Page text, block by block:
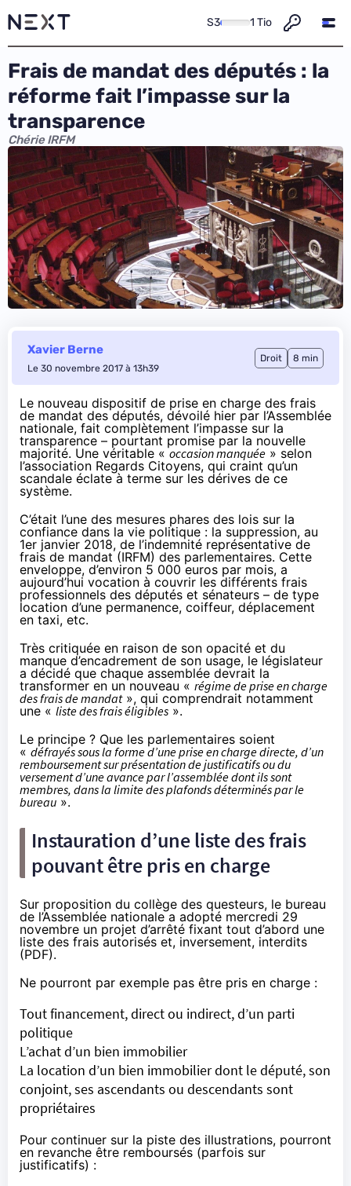
S3 1 Tio
Frais de mandat des députés : la
réforme fait l’impasse sur la
transparence
Chérie IRFM
Xavier Berne
Le 30 novembre 2017 à 13h39
Droit 8 min
Le nouveau dispositif de prise en charge des frais
de mandat des députés, dévoilé hier par l’Assemblée
nationale, fait complètement l’impasse sur la
transparence – pourtant promise par la nouvelle
majorité. Une véritable «occasion manquée » selon
l’association Regards Citoyens, qui craint qu’un
scandale éclate à terme sur les dérives de ce
système.
C’était l’une des mesures phares des lois sur la
confiance dans la vie politique : la suppression, au
1er janvier 2018, de l’indemnité représentative de
frais de mandat (IRFM) des parlementaires. Cette
enveloppe, d’environ 5 000 euros par mois, a
aujourd’hui vocation à couvrir les différents frais
professionnels des députés et sénateurs – de type
location d’une permanence, coiffeur, déplacement
en taxi, etc.
Très critiquée en raison de son opacité et du
manque d’encadrement de son usage, le législateur
a décidé que chaque assemblée devrait la
transformer en un nouveau « régime de prise en charge
des frais de mandat», qui comprendrait notamment
une « liste des frais éligibles ».
Le principe ? Que les parlementaires soient
« défrayés sous la forme d’une prise en charge directe, d’un
remboursement sur présentation de justificatifs ou du
versement d’une avance par l’assemblée dont ils sont
membres, dans la limite des plafonds déterminés par le
bureau ».
Instauration d’une liste des frais
pouvant être pris en charge
Sur proposition du collège des questeurs, le bureau
de l’Assemblée nationale a adopté mercredi 29
novembre un projet d’arrêté fixant tout d’abord une
liste des frais autorisés et, inversement, interdits
(PDF).
Ne pourront par exemple pas être pris en charge :
Tout financement, direct ou indirect, d’un parti
politique
L’achat d’un bien immobilier
La location d’un bien immobilier dont le député, son
conjoint, ses ascendants ou descendants sont
propriétaires
Pour continuer sur la piste des illustrations, pourront
en revanche être remboursés (parfois sur
justificatifs) :